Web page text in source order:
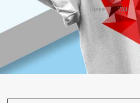
Home WALL